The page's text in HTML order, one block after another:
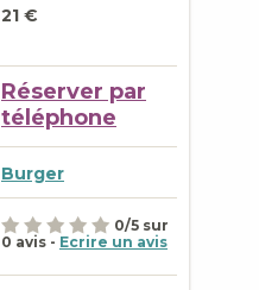
21 €
Réserver par
téléphone
Burger
0/5 sur
0 avis - Ecrire un avis